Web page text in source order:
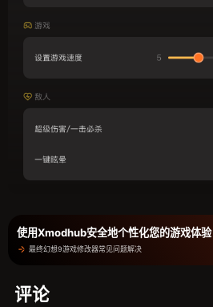
使用Xmodhub安全地个性化您的游戏体验
最终幻想9游戏修改器常见问题解决
评论